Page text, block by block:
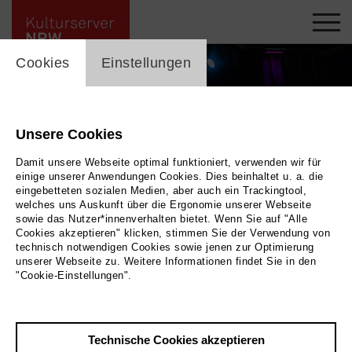
cookie_layer
Cookies Einstellungen
Unsere Cookies
Damit unsere Webseite optimal funktioniert, verwenden wir für
einige unserer Anwendungen Cookies. Dies beinhaltet u. a. die
eingebetteten sozialen Medien, aber auch ein Trackingtool,
welches uns Auskunft über die Ergonomie unserer Webseite
sowie das Nutzer*innenverhalten bietet. Wenn Sie auf "Alle
Cookies akzeptieren" klicken, stimmen Sie der Verwendung von
technisch notwendigen Cookies sowie jenen zur Optimierung
unserer Webseite zu. Weitere Informationen findet Sie in den
"Cookie-Einstellungen".
Technische Cookies akzeptieren